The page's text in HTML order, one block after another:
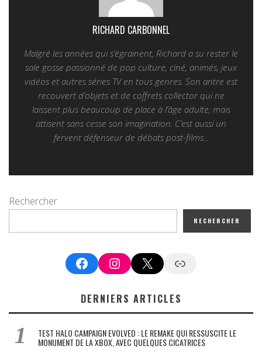
RICHARD CARBONNEL
Malgré les années qui s’égrainent, Richard a su rester le
sale gosse passionné de pop culture, ciné, animés, jeux
vidéos et autres séries TV en tous genres. Son antre est
recouvert d’objets et de coffrets collector qui ne
laissent plus beaucoup de place à l’âge adulte, mais
attisent sans cesse son imagination. C’est aussi un
fervent défenseur de débats post-films...
Rechercher
RECHERCHER
FacebookInstagram
X Google News
DERNIERS ARTICLES
TEST HALO CAMPAIGN EVOLVED : LE REMAKE QUI RESSUSCITE LE
MONUMENT DE LA XBOX, AVEC QUELQUES CICATRICES